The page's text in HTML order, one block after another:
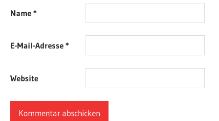
Name*
E-Mail-Adresse*
Website